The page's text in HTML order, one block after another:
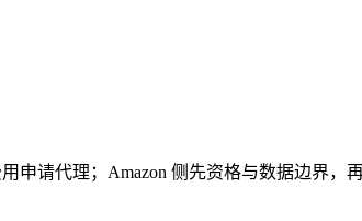
请代理；Amazon 侧先资格与数据边界，